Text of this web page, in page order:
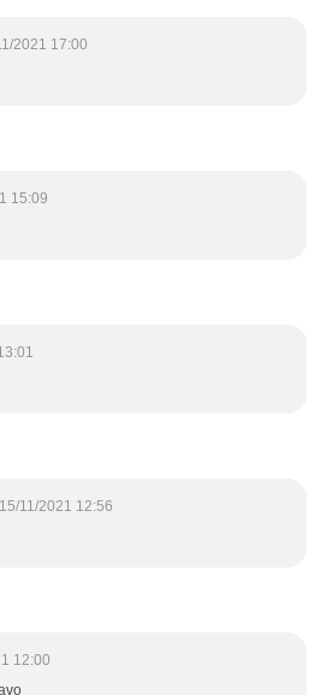
2021 17:00
15:09
15/11/2021 12:56
12:00